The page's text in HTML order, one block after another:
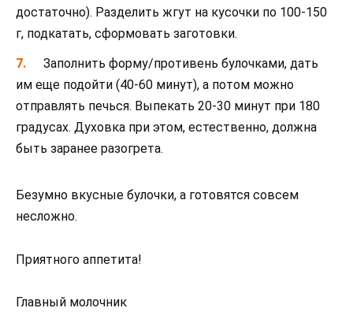
достаточно). Разделить жгут на кусочки по 100-150
г, подкатать, сформовать заготовки.
Заполнить форму/противень булочками, дать
им еще подойти (40-60 минут), а потом можно
отправлять печься. Выпекать 20-30 минут при 180
градусах. Духовка при этом, естественно, должна
быть заранее разогрета.
Безумно вкусные булочки, а готовятся совсем
несложно.
Приятного аппетита!
Главный молочник